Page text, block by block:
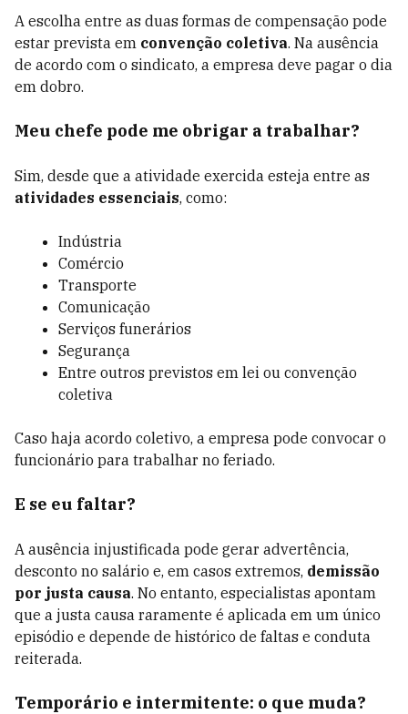
A escolha entre as duas formas de compensação pode
estar prevista em convenção coletiva. Na ausência
de acordo com o sindicato, a empresa deve pagar o dia
em dobro.
Meu chefe pode me obrigar a trabalhar?
Sim, desde que a atividade exercida esteja entre as
atividades essenciais, como:
Indústria
Comércio
Transporte
Comunicação
Serviços funerários
Segurança
Entre outros previstos em lei ou convenção
coletiva
Caso haja acordo coletivo, a empresa pode convocar o
funcionário para trabalhar no feriado.
E se eu faltar?
A ausência injustificada pode gerar advertência,
desconto no salário e, em casos extremos, demissão
por justa causa. No entanto, especialistas apontam
que a justa causa raramente é aplicada em um único
episódio e depende de histórico de faltas e conduta
reiterada.
Temporário e intermitente: o que muda?